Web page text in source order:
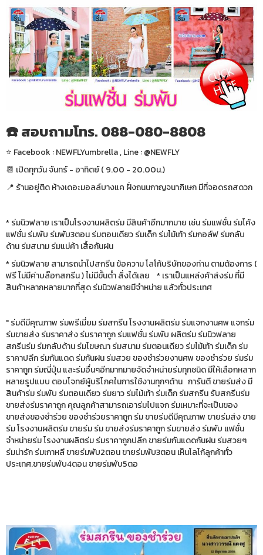
☎️ สอบถามโทร. 088-080-8808
⭐️ Facebook : NEWFLYumbrella , Line : @NEWFLY
📆 เปิดทุกวัน จันทร์ - อาทิตย์ ( 9.00 - 20.00น.)
📍 ร้านอยู่ติด ห้างเดอะมอลล์บางแค ฝั่งถนนกาญจนาภิเษก มีที่จอดรถสดวก
* ร่มนิวฟลาย เราเป็นโรงงานผลิตร่ม มีสินค้าอีกมากมาย เช่น ร่มแฟชั่น ร่มโค้ง
แฟชั่น ร่มพับ ร่มพับ3ตอน ร่มตอนเดียว ร่มเด็ก ร่มไม้เท้า ร่มกอล์ฟ ร่มกลับ
ด้าน ร่มสนาม ร่มแม่ค้า เสื้อกันฝน
* ร่มนิวฟลาย สามารถนำไปสกรีน ข้อความ โลโก้บริษัทของท่าน ตามต้องการ (
ฟรี ไม่มีค่าบล๊อกสกรีน ) ไม่มีขั้นต่ำ สั่งได้เลย * เราเป็นแหล่งค้าส่งร่ม ที่มี
สินค้าหลากหลายมากที่สุด ร่มนิวฟลายมีจำหน่าย แล้วทั่วประเทศ
" ร่มดีมีคุณภาพ ร่มพรีเมี่ยม ร่มสกรีน โรงงานผลิตร่ม ร่มแจกงานศพ แจกร่ม
ร่มขายส่ง ร่มราคาส่ง ร่มราคาถูก ร่มแฟชั่น ร่มพับ ผลิตร่ม ร่มนิวฟลาย
สกรีนร่ม ร่มกลับด้าน ร่มโฆษณา ร่มสนาม ร่มตอนเดียว ร่มไม้เท้า ร่มเด็ก ร่ม
ราคาปลีก ร่มกันแดด ร่มกันฝน ร่มสวย ของชำร่วยงานศพ ของชำร่วย ร่มร่ม
ราคาถูก ร่มญี่ปุ่น และร่มอื่นๆอีกมากมายจัดจำหน่ายร่มทุกชนิด มีให้เลือกหลาก
หลายรูปแบบ ตอบโจทย์ผู้บริโภคในการใช้งานทุกๆด้าน การันตี ขายร่มส่ง มี
สินค้าร่ม ร่มพับ ร่มตอนเดียว ร่มยาว ร่มไม้เท้า ร่มเด็ก ร่มสกรีน รับสกรีนร่ม
ขายส่งร่มราคาถูก คุณลูกค้าสามารถเอาร่มไปแจก ร่มเหมาะที่จะเป็นของ
ขายส่งของชำร่วย ของชำร่วยราคาถูก ร่ม ขายร่มดีมีคุณภาพ ขายร่มส่ง ขาย
ร่ม โรงงานผลิตร่ม ขายร่ม ร่ม ขายส่งร่มราคาถูก ร่มขายส่ง ร่มพับ แฟชั่น
จำหน่ายร่ม โรงงานผลิตร่ม ร่มราคาถูกปลีก ขายร่มกันแดดกันฝน ร่มสวยๆ
ร่มน่ารัก ร่มเกาหลี ขายร่มพับ2ตอน ขายร่มพับ3ตอน เห็นโลโก้ลูกค้าทั่ว
ประเทศ.ขายร่มพับ4ตอน ขายร่มพับ5ตอ